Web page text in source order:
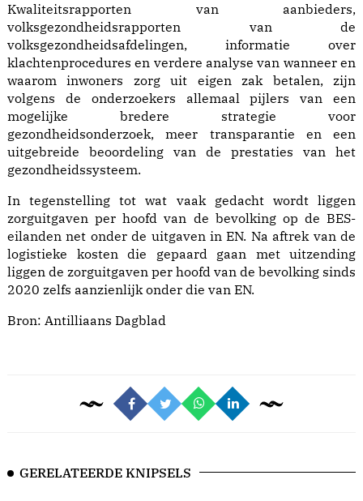
Kwaliteitsrapporten van aanbieders,
volksgezondheidsrapporten van de
volksgezondheidsafdelingen, informatie over
klachtenprocedures en verdere analyse van wanneer en
waarom inwoners zorg uit eigen zak betalen, zijn
volgens de onderzoekers allemaal pijlers van een
mogelijke bredere strategie voor
gezondheidsonderzoek, meer transparantie en een
uitgebreide beoordeling van de prestaties van het
gezondheidssysteem.
In tegenstelling tot wat vaak gedacht wordt liggen
zorguitgaven per hoofd van de bevolking op de BES-
eilanden net onder de uitgaven in EN. Na aftrek van de
logistieke kosten die gepaard gaan met uitzending
liggen de zorguitgaven per hoofd van de bevolking sinds
2020 zelfs aanzienlijk onder die van EN.
Bron: Antilliaans Dagblad
GERELATEERDE KNIPSELS